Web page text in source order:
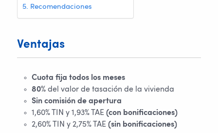
Recomendaciones
Ventajas
Cuota fija todos los meses
80% del valor de tasación de la vivienda
Sin comisión de apertura
1,60% TIN y 1,93% TAE (con bonificaciones)
2,60% TIN y 2,75% TAE (sin bonificaciones)